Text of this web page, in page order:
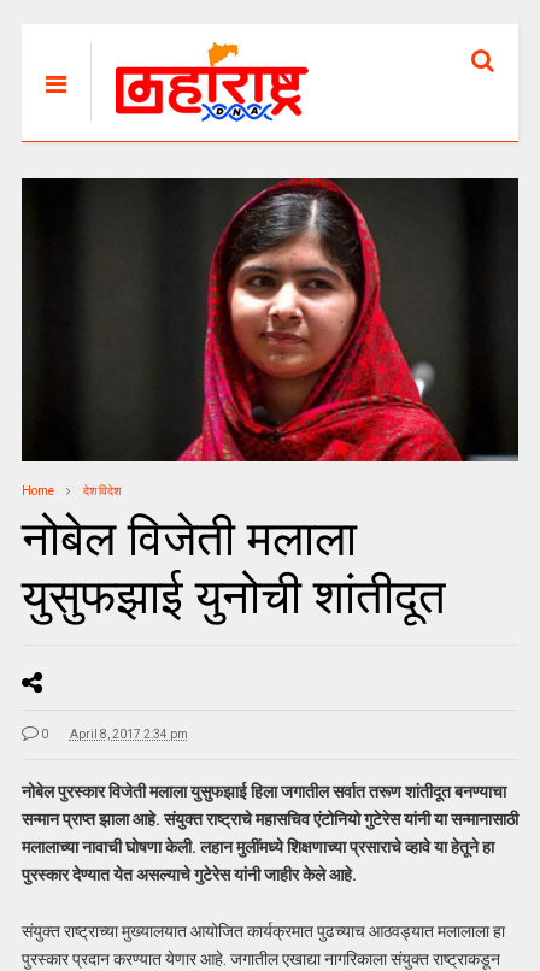
Home देश विदेश
नोबेल विजेती मलाला
युसुफझाई युनोची शांतीदूत
0 April 8, 2017 2:34 pm
नोबेल पुरस्कार विजेती मलाला युसुफझाई हिला जगातील सर्वात तरूण शांतीदूत बनण्याचा
सन्मान प्राप्त झाला आहे. संयुक्त राष्ट्राचे महासचिव एंटोनियो गुटेरेस यांनी या सन्मानासाठी
मलालाच्या नावाची घोषणा केली. लहान मुलींमध्ये शिक्षणाच्या प्रसाराचे व्हावे या हेतूने हा
पुरस्कार देण्यात येत असल्याचे गुटेरेस यांनी जाहीर केले आहे.
संयुक्त राष्ट्राच्या मुख्यालयात आयोजित कार्यक्रमात पुढच्याच आठवड्यात मलालाला हा
पुरस्कार प्रदान करण्यात येणार आहे. जगातील एखाद्या नागरिकाला संयुक्त राष्ट्राकडून